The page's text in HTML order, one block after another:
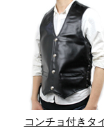
コンチョ付きタ